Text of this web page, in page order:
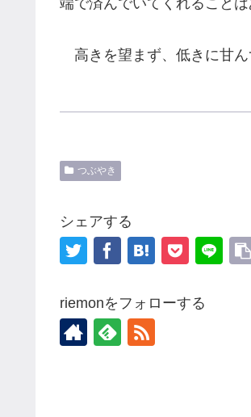
端で済んでいてくれることは
高きを望まず、低きに甘ん
つぶやき
シェアする
riemonをフォローする